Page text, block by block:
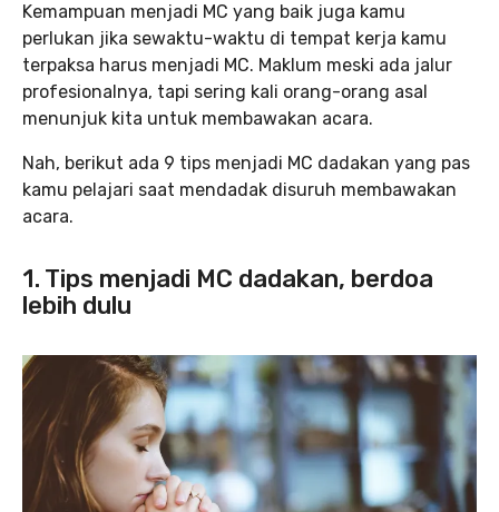
Kemampuan menjadi MC yang baik juga kamu
perlukan jika sewaktu-waktu di tempat kerja kamu
terpaksa harus menjadi MC. Maklum meski ada jalur
profesionalnya, tapi sering kali orang-orang asal
menunjuk kita untuk membawakan acara.
Nah, berikut ada 9 tips menjadi MC dadakan yang pas
kamu pelajari saat mendadak disuruh membawakan
acara.
1. Tips menjadi MC dadakan, berdoa
lebih dulu